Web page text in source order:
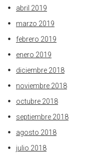
abril 2019
marzo 2019
febrero 2019
enero 2019
diciembre 2018
noviembre 2018
octubre 2018
septiembre 2018
agosto 2018
julio 2018